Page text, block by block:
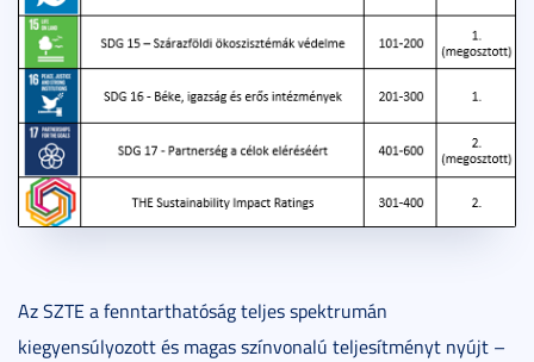
Az SZTE a fenntarthatóság teljes spektrumán
kiegyensúlyozott és magas színvonalú teljesítményt nyújt –